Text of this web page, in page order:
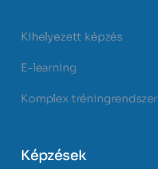
Kihelyezett képzés
E-learning
Komplex tréningrendszer
Képzések